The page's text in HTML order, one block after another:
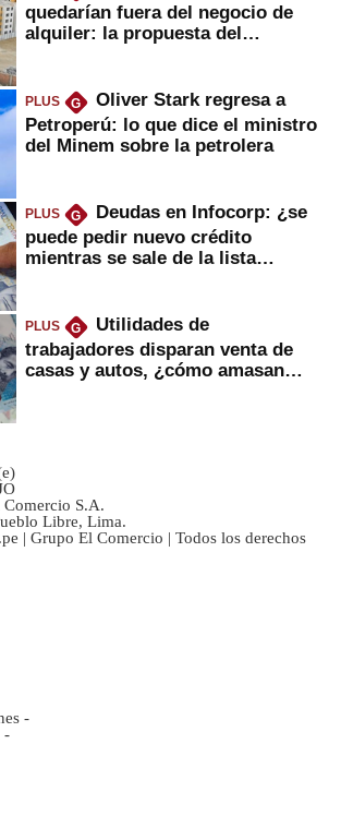
quedarían fuera del negocio de
alquiler: la propuesta del
PLUS G
Oliver Stark regresa a
Petroperú: lo que dice el ministro
del Minem sobre la petrolera
PLUS G
Deudas en Infocorp: ¿se
puede pedir nuevo crédito
mientras se sale de la lista
PLUS G
Utilidades de
trabajadores disparan venta de
casas y autos, ¿cómo amasan
S.A.
Libre, Lima.
| Grupo El Comercio | Todos los derechos
-
-